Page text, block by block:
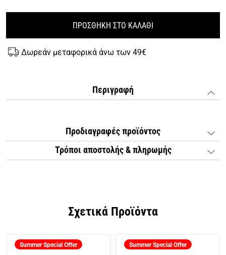
ΠΡΟΣΘΗΚΗ ΣΤΟ ΚΑΛΑΘΙ
Δωρεάν μεταφορικά άνω των 49€
Περιγραφή
Προδιαγραφές προϊόντος
Τρόποι αποστολής & πληρωμής
Σχετικά Προϊόντα
Summer Special Offer Summer Special Offer